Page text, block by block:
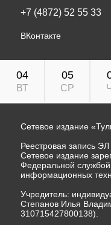
+7 (4872) 52 55 33
ВКонтакте
04
ВТ
05
СР
Сетевое издание
Реестровая запись
Сетевое издание
Федеральной
информационных
Учредитель:
Степанов Илья
310715427800138).